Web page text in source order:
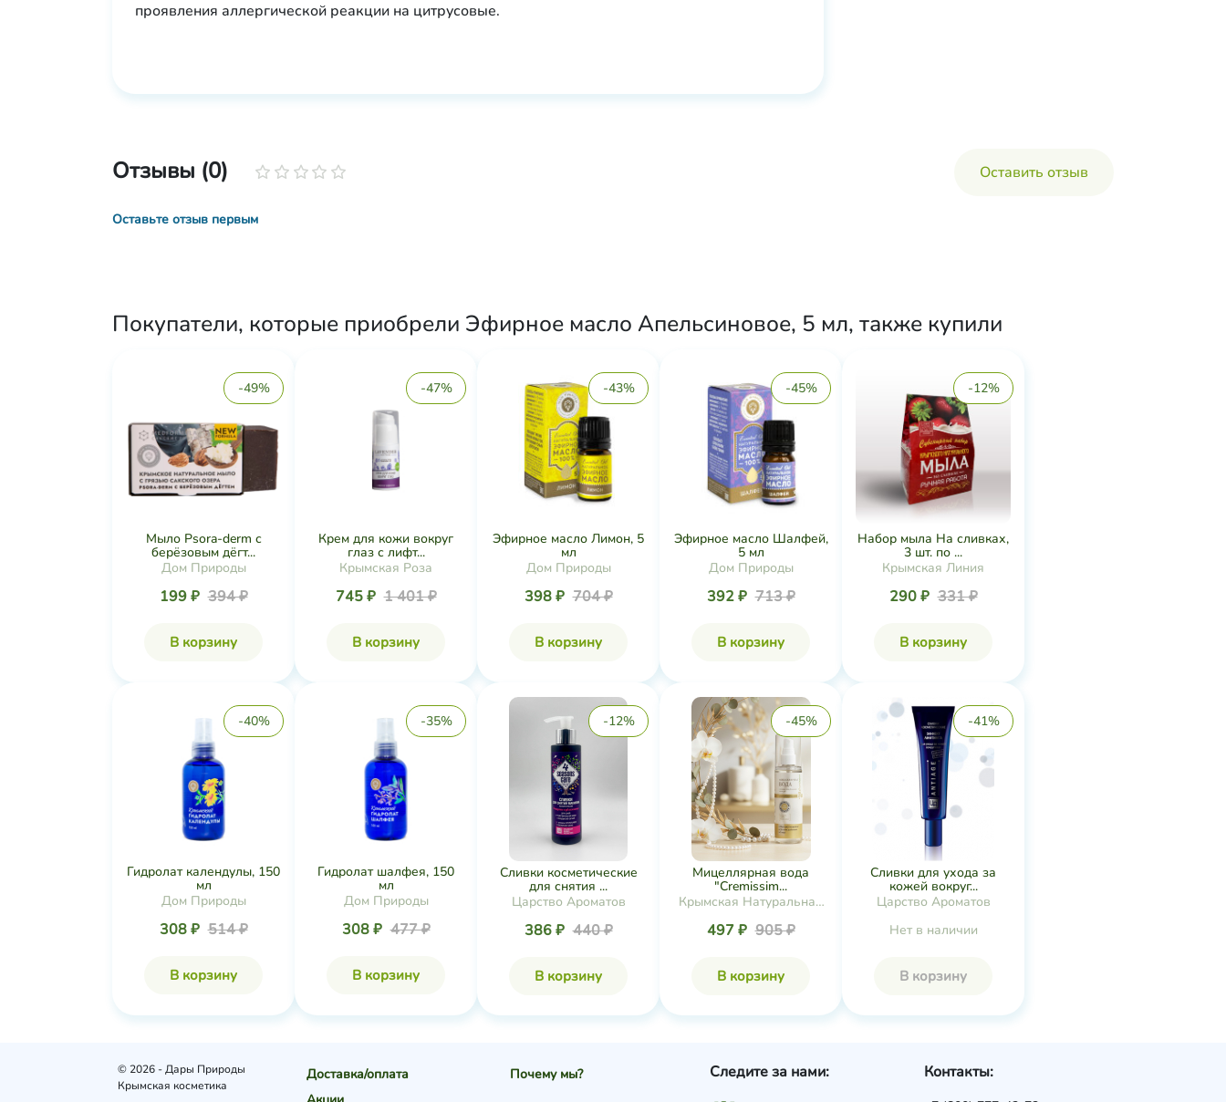
проявления аллергической реакции на цитрусовые.
Отзывы (0) Оставить отзыв
Оставьте отзыв первым
Покупатели, которые приобрели Эфирное масло Апельсиновое, 5 мл, также купили
-49%
Мыло Psora-derm с
берёзовым дёгт...
Дом Природы
199 ₽ 394 ₽
В корзину
-47%
Крем для кожи вокруг
глаз с лифт...
Крымская Роза
745 ₽ 1 401 ₽
В корзину
-43%
Эфирное масло Лимон, 5
мл
Дом Природы
398 ₽ 704 ₽
В корзину
-45%
Эфирное масло Шалфей,
5 мл
Дом Природы
392 ₽ 713 ₽
В корзину
-12%
Набор мыла На сливках,
3 шт. по ...
Крымская Линия
290 ₽ 331 ₽
В корзину
-40%
Гидролат календулы, 150
мл
Дом Природы
308 ₽ 514 ₽
В корзину
-35%
Гидролат шалфея, 150
мл
Дом Природы
308 ₽ 477 ₽
В корзину
-12%
Сливки косметические
для снятия ...
Царство Ароматов
386 ₽ 440 ₽
В корзину
-45%
Мицеллярная вода
"Cremissim...
Крымская Натуральная
497 ₽ 905 ₽
В корзину
-41%
Сливки для ухода за
кожей вокруг...
Царство Ароматов
Нет в наличии
В корзину
© 2026 - Дары Природы
Крымская косметика
Доставка/оплата
Почему мы? Следите за нами: Контакты: